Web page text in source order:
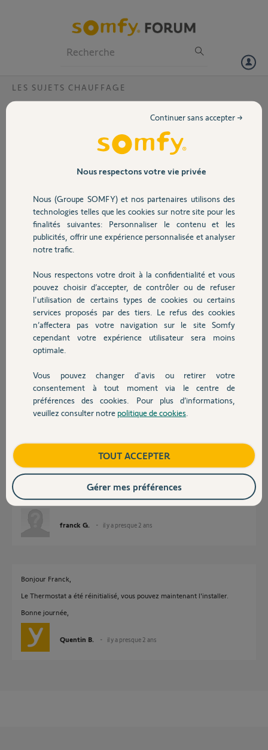
Volet
Sécurité
Domotique
Chauffage
Autres produits
Devis avec un pro
Contact
LES SUJETS CHAUFFAGE
Appairage passerelle thermostat connecté
Je n'arrive pas à aller au bout de l'appairage de la passerelle, du coup
je n'ai pas accès à l'application.
que j'ai pu trouver, aussi peut-être (probablement ?)qu'elle est
toujours appairée dans le compte de l'ancien propriétaire.
Le code PIN du thermostat est : 1748-1550-7255
Possibilité de vérifier si c'est déjà cela et de le reseter ?
Merci,
il y a presque 2 ans
Participer au fil de discussion
Réponses
Bonjour,
L'ancien propriétaire l'a depuis supprimé de son compte, mais je suis
toujours au même stade !
j'ai il me semble essayé tout ce que j'ai pu trouver, je sèche.
franck G. il y a presque 2 ans
Bonjour Franck,
Le Thermostat a été réinitialisé, vous pouvez maintenant l'installer.
Bonne journée,
Quentin B. il y a presque 2 ans
Nous respectons votre vie privée
Nous (Groupe SOMFY) et nos partenaires utilisons des
technologies telles que les cookies sur notre site pour les
finalités suivantes: Personnaliser le contenu et les
publicités, offrir une expérience personnalisée et analyser
notre trafic.
Nous respectons votre droit à la confidentialité et vous
pouvez choisir d’accepter, de contrôler ou de refuser
l'utilisation de certains types de cookies ou certains
services proposés par des tiers. Le refus des cookies
n’affectera pas votre navigation sur le site Somfy
cependant votre expérience utilisateur sera moins
optimale.
Vous pouvez changer d'avis ou retirer votre
consentement à tout moment via le centre de
préférences des cookies. Pour plus d’informations,
veuillez consulter notre politique de cookies
Continuer sans accepter →
TOUT ACCEPTER
Gérer mes préférences